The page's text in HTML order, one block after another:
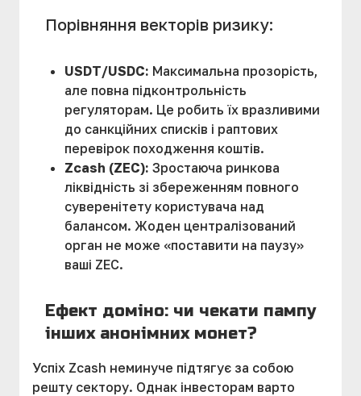
Порівняння векторів ризику:
USDT/USDC: Максимальна прозорість,
але повна підконтрольність
регуляторам. Це робить їх вразливими
до санкційних списків і раптових
перевірок походження коштів.
Zcash (ZEC): Зростаюча ринкова
ліквідність зі збереженням повного
суверенітету користувача над
балансом. Жоден централізований
орган не може «поставити на паузу»
ваші ZEC.
Ефект доміно: чи чекати пампу
інших анонімних монет?
Успіх Zcash неминуче підтягує за собою
решту сектору. Однак інвесторам варто